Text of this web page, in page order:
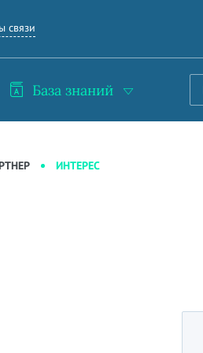
связи
База знаний
ИНТЕРЕС